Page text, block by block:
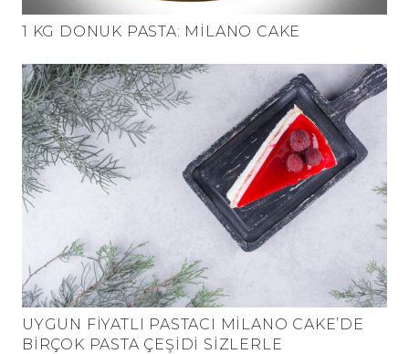
1 KG DONUK PASTA: MILANO CAKE
UYGUN FIYATLI PASTACI MILANO CAKE’DE
BIRÇOK PASTA ÇEŞIDI SIZLERLE